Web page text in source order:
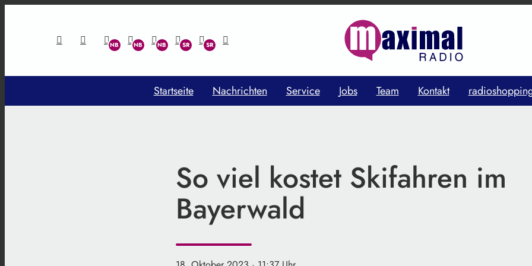
Startseite Nachrichten Service Jobs Team Kontakt
So viel kostet Skifahren im
Bayerwald